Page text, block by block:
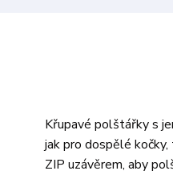
Křupavé polštářky s
jak pro dospělé
ZIP uzávěrem, aby